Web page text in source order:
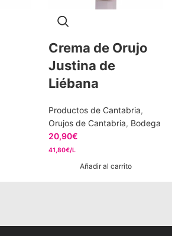
Crema de Orujo
Justina de
Liébana
Productos de Cantabria,
Orujos de Cantabria, Bodega
20,90€
41,80€/L
Añadir al carrito